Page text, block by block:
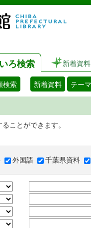
ろ検索 新着資料
検索 新着資料 テー
ことができます。
外国語 千葉県資料